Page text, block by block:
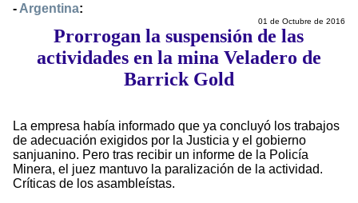
- Argentina:
01 de Octubre de 2016
Prorrogan la suspensión de las
actividades en la mina Veladero de
Barrick Gold
La empresa había informado que ya concluyó los trabajos
de adecuación exigidos por la Justicia y el gobierno
sanjuanino. Pero tras recibir un informe de la Policía
Minera, el juez mantuvo la paralización de la actividad.
Críticas de los asambleístas.